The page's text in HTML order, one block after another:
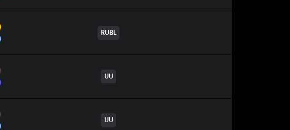
Électrik
Vol
RUBL
Ténèbres
Dragon
UU
Ténèbres
Vol
UU